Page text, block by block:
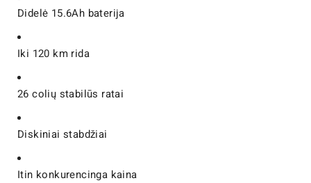
Didelė 15.6Ah baterija
Iki 120 km rida
26 colių stabilūs ratai
Diskiniai stabdžiai
Itin konkurencinga kaina